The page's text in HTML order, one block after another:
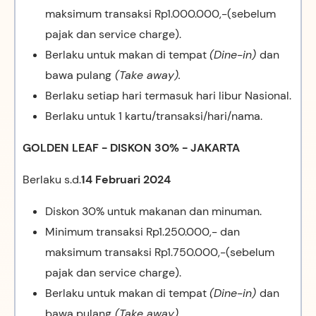
maksimum transaksi Rp1.000.000,-(sebelum
pajak dan service charge).
Berlaku untuk makan di tempat(Dine-in) dan
bawa pulang (Take away).
Berlaku setiap hari termasuk hari libur Nasional.
Berlaku untuk 1 kartu/transaksi/hari/nama.
GOLDEN LEAF - DISKON 30% - JAKARTA
Berlaku s.d.14 Februari 2024
Diskon 30% untuk makanan dan minuman.
Minimum transaksi Rp1.250.000,- dan
maksimum transaksi Rp1.750.000,-(sebelum
pajak dan service charge).
Berlaku untuk makan di tempat(Dine-in) dan